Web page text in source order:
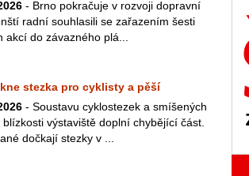
- Brno pokračuje v rozvoji dopravní
radní souhlasili se zařazením šesti
do závazného plá...
stezka pro cyklisty a pěší
- Soustavu cyklostezek a smíšených
výstaviště doplní chybějící část.
dočkají stezky v ...